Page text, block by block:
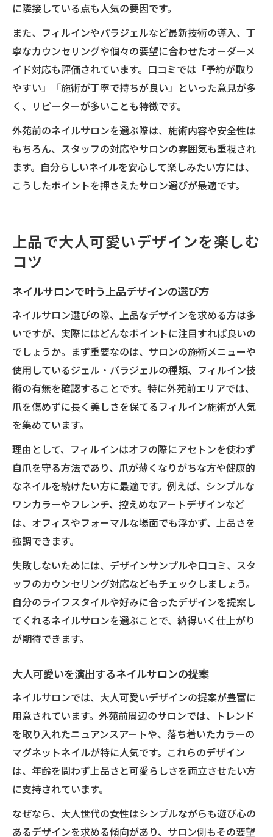
に隣接している点も人気の要因です。
また、フィルインやパラジェルなど最新技術の導入、丁
寧なカウンセリングや個々の要望に合わせたオーダーメ
イド対応も評価されています。口コミでは「予約が取り
やすい」「施術が丁寧で持ちが良い」といった意見が多
く、リピーターが多いことも特徴です。
外苑前のネイルサロンを選ぶ際は、施術内容や安全性は
もちろん、スタッフの対応やサロンの雰囲気も重視され
ます。自分らしいネイルを安心して楽しみたい方には、
こうしたポイントを押さえたサロン選びが最適です。
上品で大人可愛いデザインを楽しむ
コツ
ネイルサロンで叶う上品デザインの選び方
ネイルサロン選びの際、上品なデザインを求める方は多
いですが、実際にはどんなポイントに注目すれば良いの
でしょうか。まず重要なのは、サロンの施術メニューや
使用しているジェル・パラジェルの種類、フィルイン技
術の有無を確認することです。特に外苑前エリアでは、
爪を傷めずに長く美しさを保てるフィルイン施術が人気
を集めています。
理由として、フィルインはオフの際にアセトンを使わず
自爪を守る方法であり、爪が薄くなりがちな方や健康的
なネイルを続けたい方に最適です。例えば、シンプルな
ワンカラーやフレンチ、控えめなアートデザインなど
は、オフィスやフォーマルな場面でも浮かず、上品さを
強調できます。
失敗しないためには、デザインサンプルや口コミ、スタ
ッフのカウンセリング対応などもチェックしましょう。
自分のライフスタイルや好みに合ったデザインを提案し
てくれるネイルサロンを選ぶことで、納得いく仕上がり
が期待できます。
大人可愛いを演出するネイルサロンの提案
ネイルサロンでは、大人可愛いデザインの提案が豊富に
用意されています。外苑前周辺のサロンでは、トレンド
を取り入れたニュアンスアートや、落ち着いたカラーの
マグネットネイルが特に人気です。これらのデザイン
は、年齢を問わず上品さと可愛らしさを両立させたい方
に支持されています。
なぜなら、大人世代の女性はシンプルながらも遊び心の
あるデザインを求める傾向があり、サロン側もその要望